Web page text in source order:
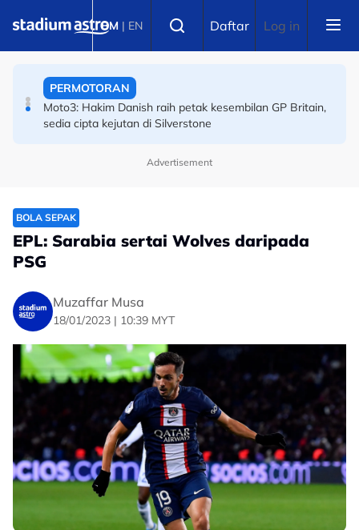
BM | EN Daftar Log in
Sejarah Tercipta! Malaysia raih emas pertama
PERMOTORAN
Moto3: Hakim Danish raih petak kesembilan GP Britain,
sedia cipta kejutan di Silverstone
Advertisement
BOLA SEPAK
EPL: Sarabia sertai Wolves daripada
PSG
Muzaffar Musa
18/01/2023 | 10:39 MYT